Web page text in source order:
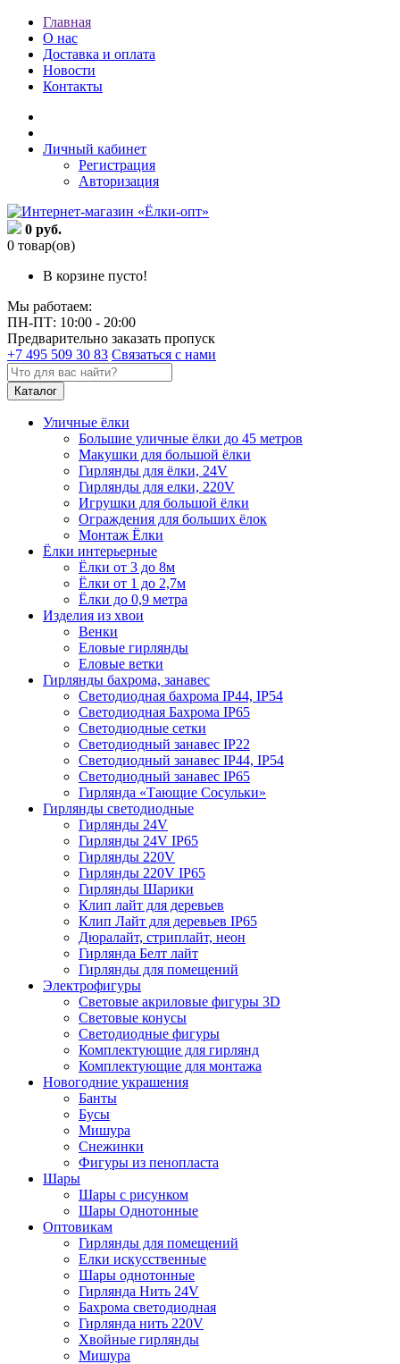
Главная
О нас
Доставка и оплата
Новости
Контакты
Личный кабинет
Регистрация
Авторизация
0 руб.
0 товар(ов)
В корзине пусто!
Мы работаем:
ПН-ПТ: 10:00 - 20:00
Предварительно заказать пропуск
+7 495 509 30 83 Связаться с нами
Каталог
Уличные ёлки
Большие уличные ёлки до 45 метров
Макушки для большой ёлки
Гирлянды для ёлки, 24V
Гирлянды для елки, 220V
Игрушки для большой ёлки
Ограждения для больших ёлок
Монтаж Ёлки
Ёлки интерьерные
Ёлки от 3 до 8м
Ёлки от 1 до 2,7м
Ёлки до 0,9 метра
Изделия из хвои
Венки
Еловые гирлянды
Еловые ветки
Гирлянды бахрома, занавес
Светодиодная бахрома IP44, IP54
Светодиодная Бахрома IP65
Светодиодные сетки
Светодиодный занавес IP22
Светодиодный занавес IP44, IP54
Светодиодный занавес IP65
Гирлянда «Тающие Сосульки»
Гирлянды светодиодные
Гирлянды 24V
Гирлянды 24V IP65
Гирлянды 220V
Гирлянды 220V IP65
Гирлянды Шарики
Клип лайт для деревьев
Клип Лайт для деревьев IP65
Дюралайт, стриплайт, неон
Гирлянда Белт лайт
Гирлянды для помещений
Электрофигуры
Световые акриловые фигуры 3D
Световые конусы
Светодиодные фигуры
Комплектующие для гирлянд
Комплектующие для монтажа
Новогодние украшения
Банты
Бусы
Мишура
Снежинки
Фигуры из пенопласта
Шары
Шары с рисунком
Шары Однотонные
Оптовикам
Гирлянды для помещений
Елки искусственные
Шары однотонные
Гирлянда Нить 24V
Бахрома светодиодная
Гирлянда нить 220V
Хвойные гирлянды
Мишура